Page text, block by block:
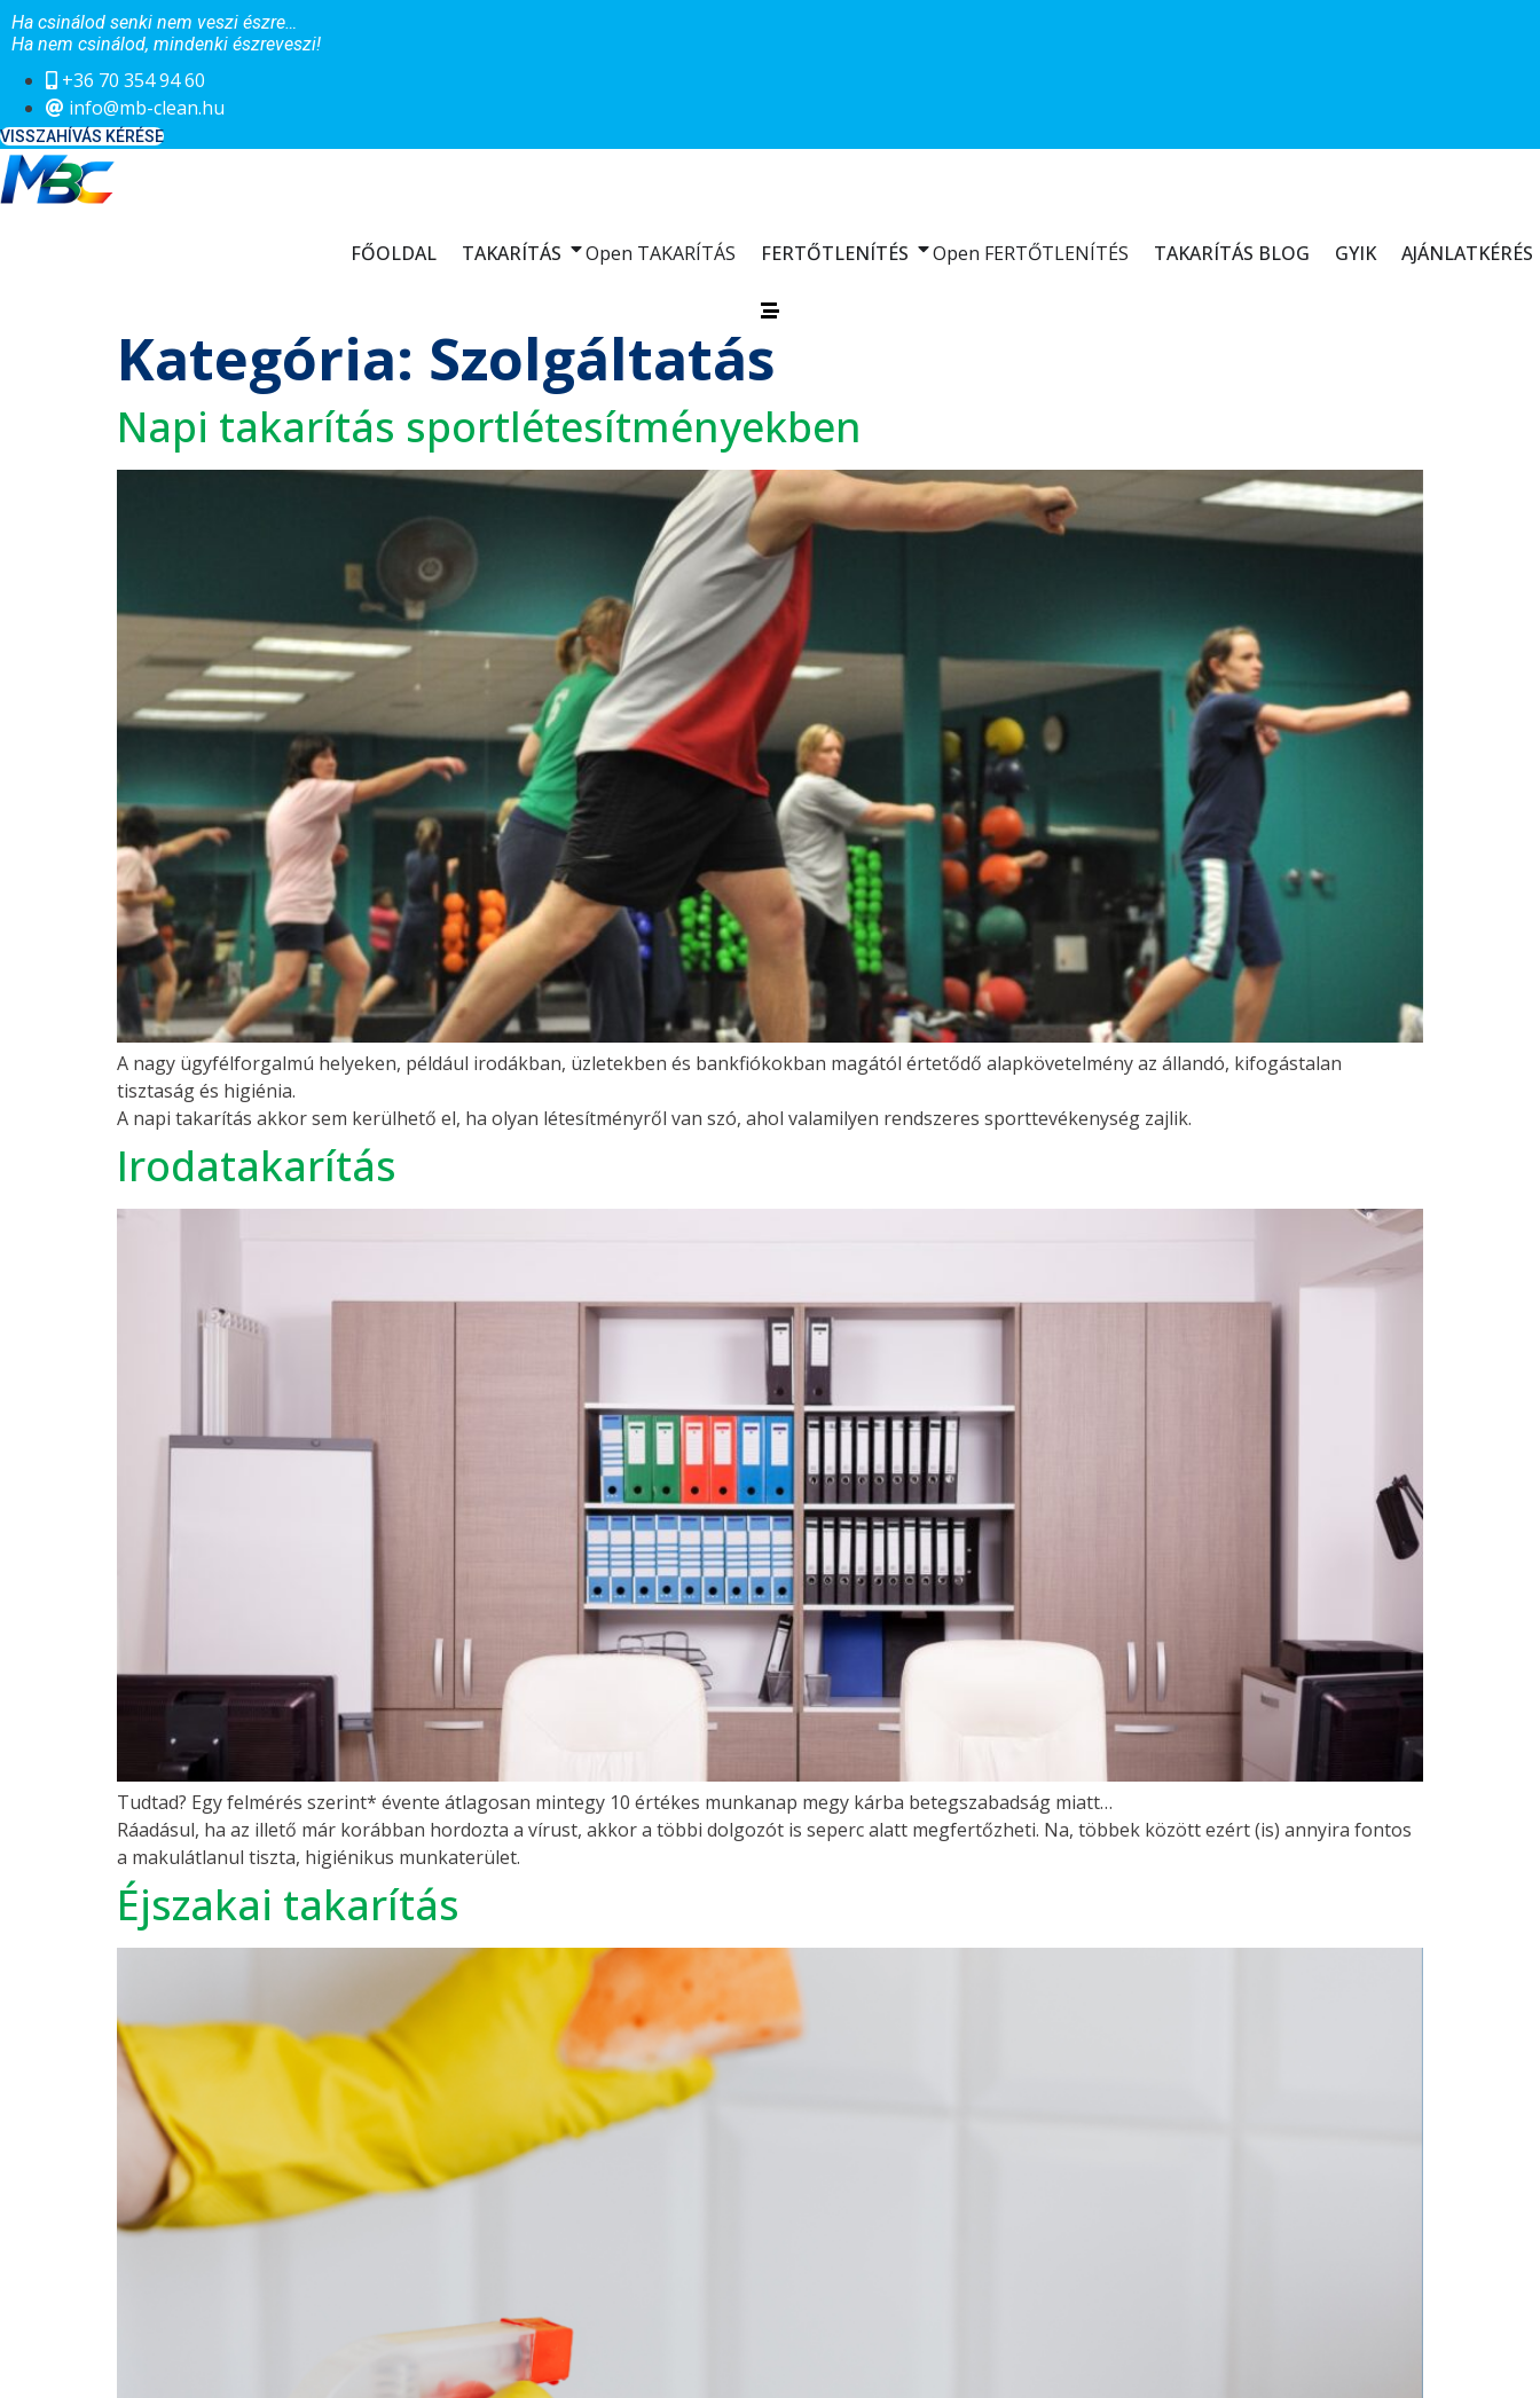
Ugrás
tartalomhoz
Ha csinálod senki nem veszi észre…
Ha nem csinálod, mindenki észreveszi!
+36 70 354 94 60
info@mb-clean.hu
VISSZAHÍVÁS KÉRÉSE
FŐOLDAL TAKARÍTÁS Open TAKARÍTÁS FERTŐTLENÍTÉS Open FERTŐTLENÍTÉS TAKARÍTÁS BLOG GYIK AJÁNLATKÉRÉS
Kategória: Szolgáltatás
Napi takarítás sportlétesítményekben
A nagy ügyfélforgalmú helyeken, például irodákban, üzletekben és bankfiókokban magától értetődő alapkövetelmény az állandó, kifogástalan
tisztaság és higiénia.
A napi takarítás akkor sem kerülhető el, ha olyan létesítményről van szó, ahol valamilyen rendszeres sporttevékenység zajlik.
Irodatakarítás
Tudtad? Egy felmérés szerint* évente átlagosan mintegy 10 értékes munkanap megy kárba betegszabadság miatt…
Ráadásul, ha az illető már korábban hordozta a vírust, akkor a többi dolgozót is seperc alatt megfertőzheti. Na, többek között ezért (is) annyira fontos
a makulátlanul tiszta, higiénikus munkaterület.
Éjszakai takarítás